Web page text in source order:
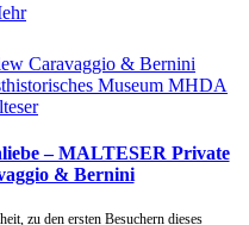
– MALTESER Private
& Bernini
zu den ersten Besuchern dieses